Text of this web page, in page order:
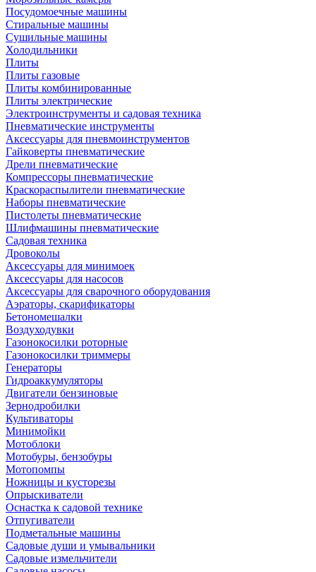
Посудомоечные машины
Стиральные машины
Сушильные машины
Холодильники
Плиты
Плиты газовые
Плиты комбинированные
Плиты электрические
Электроинструменты и садовая техника
Пневматические инструменты
Аксессуары для пневмоинструментов
Гайковерты пневматические
Дрели пневматические
Компрессоры пневматические
Краскораспылители пневматические
Наборы пневматические
Пистолеты пневматические
Шлифмашины пневматические
Садовая техника
Дровоколы
Аксессуары для минимоек
Аксессуары для насосов
Аксессуары для сварочного оборудования
Аэраторы, скарификаторы
Бетономешалки
Воздуходувки
Газонокосилки роторные
Газонокосилки триммеры
Генераторы
Гидроаккумуляторы
Двигатели бензиновые
Зернодробилки
Культиваторы
Минимойки
Мотоблоки
Мотобуры, бензобуры
Мотопомпы
Ножницы и кусторезы
Опрыскиватели
Оснастка к садовой технике
Отпугиватели
Подметальные машины
Садовые души и умывальники
Садовые измельчители